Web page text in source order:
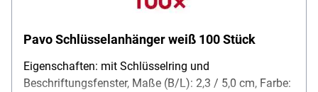
Pavo Schlüsselanhänger weiß 100 Stück
Eigenschaften: mit Schlüsselring und
Beschriftungsfenster, Maße (B/L): 2,3 / 5,0 cm, Farbe: